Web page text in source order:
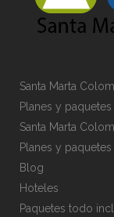
Santa Marta
Planes y
Santa Marta
Planes y
Blog
Hoteles
Paquetes todo